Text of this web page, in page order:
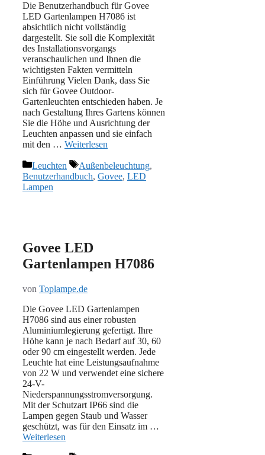
Die Benutzerhandbuch für Govee
LED Gartenlampen H7086 ist
absichtlich nicht vollständig
dargestellt. Sie soll die Komplexität
des Installationsvorgangs
veranschaulichen und Ihnen die
wichtigsten Fakten vermitteln
Einführung Vielen Dank, dass Sie
sich für Govee Outdoor-
Gartenleuchten entschieden haben. Je
nach Gestaltung Ihres Gartens können
Sie die Höhe und Ausrichtung der
Leuchten anpassen und sie einfach
mit den … Weiterlesen
Kategorien
Leuchten Schlagwörter
Außenbeleuchtung,
Benutzerhandbuch, Govee, LED
Lampen
Govee LED
Gartenlampen H7086
von Toplampe.de
Die Govee LED Gartenlampen
H7086 sind aus einer robusten
Aluminiumlegierung gefertigt. Ihre
Höhe kann je nach Bedarf auf 30, 60
oder 90 cm eingestellt werden. Jede
Leuchte hat eine Leistungsaufnahme
von 22 W und verwendet eine sichere
24-V-
Niederspannungsstromversorgung.
Mit der Schutzart IP66 sind die
Lampen gegen Staub und Wasser
geschützt, was für den Einsatz im …
Weiterlesen